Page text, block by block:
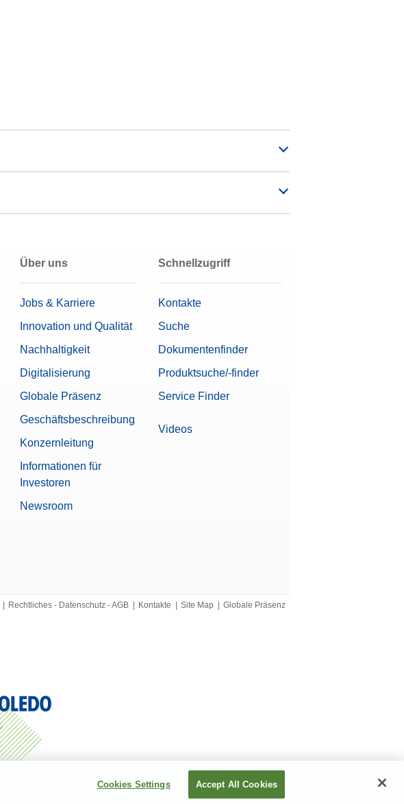
Über uns
Jobs & Karriere
Innovation und Qualität
Nachhaltigkeit
Digitalisierung
Globale Präsenz
Geschäftsbeschreibung
Konzernleitung
Informationen für
Investoren
Newsroom
Schnellzugriff
Kontakte
Suche
Dokumentenfinder
Produktsuche/-finder
Service Finder
Videos
Rechtliches - Datenschutz - AGB Kontakte Site Map Globale Präsenz
Cookies Settings Accept All Cookies